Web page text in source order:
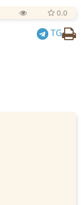
0.0
TG